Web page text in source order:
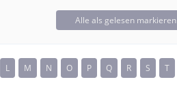
Alle als gelesen markieren
L M N O P Q R S
T